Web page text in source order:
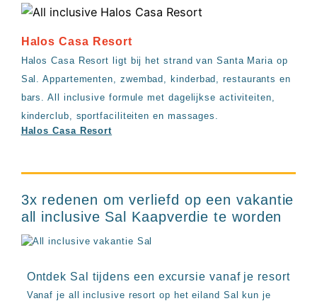
Halos Casa Resort
Halos Casa Resort ligt bij het strand van Santa Maria op
Sal. Appartementen, zwembad, kinderbad, restaurants en
bars. All inclusive formule met dagelijkse activiteiten,
kinderclub, sportfaciliteiten en massages.
Halos Casa Resort
3x redenen om verliefd op een vakantie
all inclusive Sal Kaapverdie te worden
Ontdek Sal tijdens een excursie vanaf je resort
Vanaf je all inclusive resort op het eiland Sal kun je